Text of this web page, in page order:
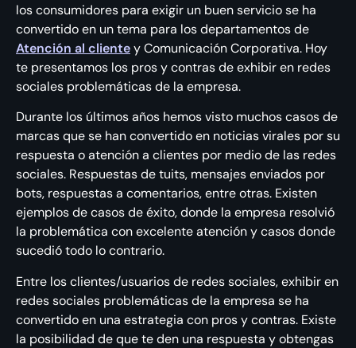
los consumidores para exigir un buen servicio se ha
convertido en un tema para los departamentos de
Atención al clientey Comunicación Corporativa. Hoy
te presentamos los pros y contras de exhibir en redes
sociales problemáticas de la empresa.
Durante los últimos años hemos visto muchos casos de
marcas que se han convertido en noticias virales por su
respuesta o atención a clientes por medio de las redes
sociales. Respuestas de tuits, mensajes enviados por
bots, respuestas a comentarios, entre otras. Existen
ejemplos de casos de éxito, donde la empresa resolvió
la problemática con excelente atención y casos donde
sucedió todo lo contrario.
Entre los clientes/usuarios de redes sociales, exhibir en
redes sociales problemáticas de la empresa se ha
convertido en una estrategia con pros y contras. Existe
la posibilidad de que te den una respuesta y obtengas